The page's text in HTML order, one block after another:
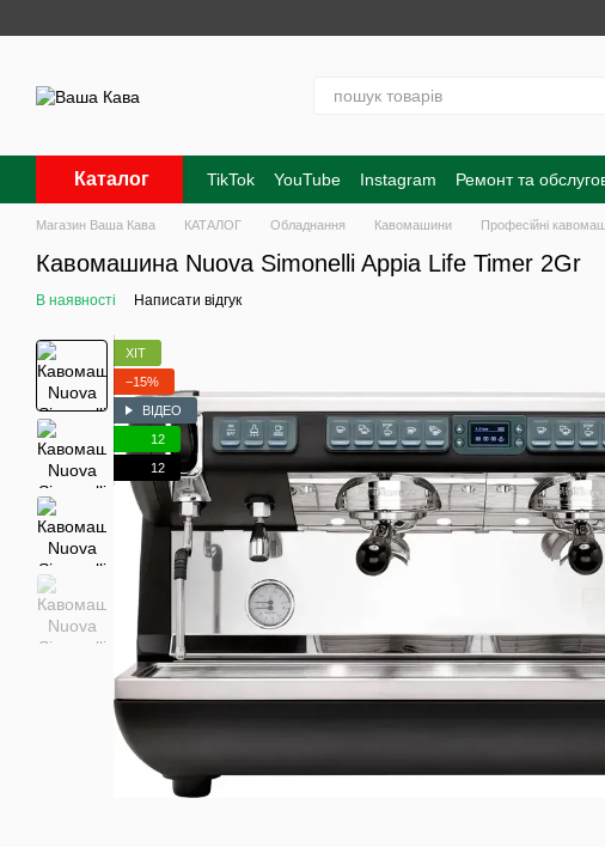
Каталог TikTok YouTube Instagram Ремонт та
Контакти
Про нас Оплата і доставка
Магазин Ваша Кава КАТАЛОГ Обладнання Кавомашини Професійні
Кавомашина Nuova Simonelli Appia Life Timer 2Gr
В наявності Написати відгук
ХІТ
−15%
ВІДЕО
12
12